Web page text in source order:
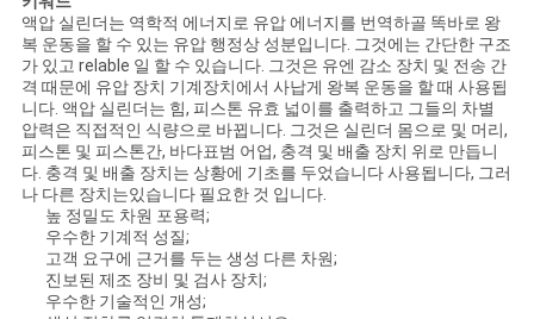
액압 실린더는 역학적 에너지로 유압 에너지를 번역하골 똑바로 왕
복 운동을 할 수 있는 유압 행정상 성분입니다. 그것에는 간단한 구조
가 있고 relable 일 할 수 있습니다. 그것은 유엔 감소 장치 및 전송 간
격 때문에 유압 장치 기계장치에서 사납게 왕복 운동을 할 때 사용됩
니다. 액압 실린더는 힘, 피스톤 유효 넓이를 출력하고 그들의 차별
압력은 직접적인 식량으로 바뀝니다. 그것은 실린더 몸으로 및 머리,
피스톤 및 피스톤간, 바다표범 어업, 충격 및 배출 장치 위로 만듭니
다. 충격 및 배출 장치는 상황에 기초를 두었습니다 사용됩니다, 그러
나 다른 장치는있습니다 필요한 것 입니다.
높 정밀도 차원 포용력;
우수한 기계적 성질;
고객 요구에 근거를 두는 생성 다른 차원;
진보된 제조 장비 및 검사 장치;
우수한 기술적인 개성;